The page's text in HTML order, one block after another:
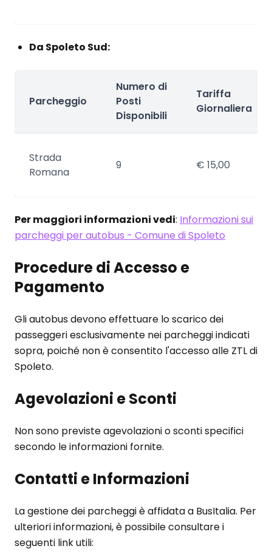
Da Spoleto Sud:
Parcheggio
Numero di
Posti
Disponibili
Tariffa
Giornaliera
Strada
Romana
9 € 15,00
Per maggiori informazioni vedi: Informazioni sui
parcheggi per autobus - Comune di Spoleto
Procedure di Accesso e
Pagamento
Gli autobus devono effettuare lo scarico dei
passeggeri esclusivamente nei parcheggi indicati
sopra, poiché non è consentito l'accesso alle ZTL di
Spoleto.
Agevolazioni e Sconti
Non sono previste agevolazioni o sconti specifici
secondo le informazioni fornite.
Contatti e Informazioni
La gestione dei parcheggi è affidata a BusItalia. Per
ulteriori informazioni, è possibile consultare i
seguenti link utili: